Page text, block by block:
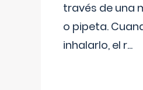
través de una
o pipeta.
inhalarlo, el r...